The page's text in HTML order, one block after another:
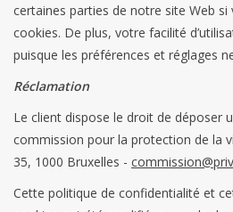
certaines parties de notre site Web si
cookies. De plus, votre facilité
puisque les préférences et réglages
Réclamation
Le client dispose le droit de déposer
commission pour la protection de la
35, 1000 Bruxelles -
Cette politique de confidentialité et